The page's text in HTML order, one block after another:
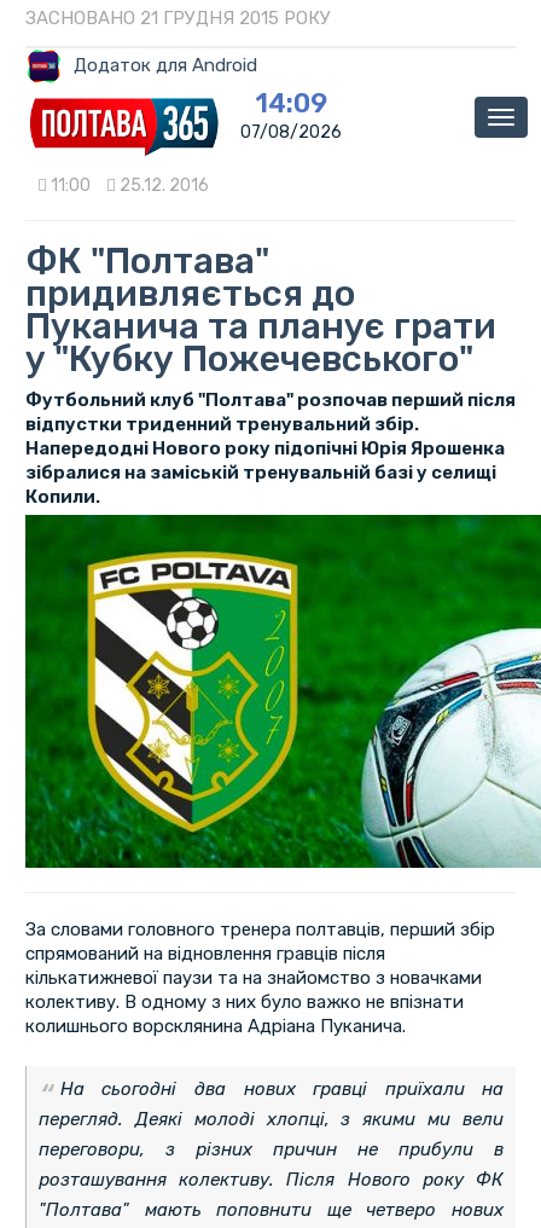
ЗАСНОВАНО 21 ГРУДНЯ 2015 РОКУ
Додаток для Android
14:09
07/08/2026
11:00 25.12. 2016
ФК "Полтава"
придивляється до
Пуканича та планує грати
у "Кубку Пожечевського"
Футбольний клуб "Полтава" розпочав перший після
відпустки триденний тренувальний збір.
Напередодні Нового року підопічні Юрія Ярошенка
зібралися на заміській тренувальній базі у селищі
Копили.
За словами головного тренера полтавців, перший збір
спрямований на відновлення гравців після
кількатижневої паузи та на знайомство з новачками
колективу. В одному з них було важко не впізнати
колишнього ворсклянина Адріана Пуканича.
На сьогодні два нових гравці приїхали на
перегляд. Деякі молоді хлопці, з якими ми вели
переговори, з різних причин не прибули в
розташування колективу. Після Нового року ФК
"Полтава" мають поповнити ще четверо нових